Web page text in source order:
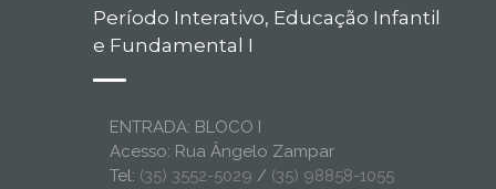
Período Interativo, Educação Infantil
e Fundamental I
ENTRADA: BLOCO I
Acesso: Rua Ângelo Zampar
Tel: (35) 3552-5029 / (35) 98858-1055